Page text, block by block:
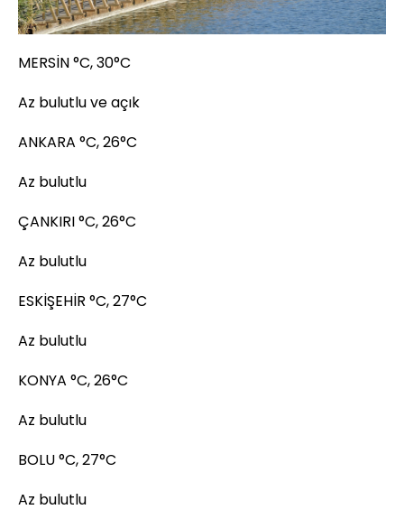
MERSİN °C, 30°C
Az bulutlu ve açık
ANKARA °C, 26°C
Az bulutlu
ÇANKIRI °C, 26°C
Az bulutlu
ESKİŞEHİR °C, 27°C
Az bulutlu
KONYA °C, 26°C
Az bulutlu
BOLU °C, 27°C
Az bulutlu